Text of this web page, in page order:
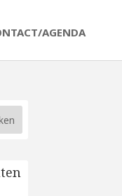
AGENDA